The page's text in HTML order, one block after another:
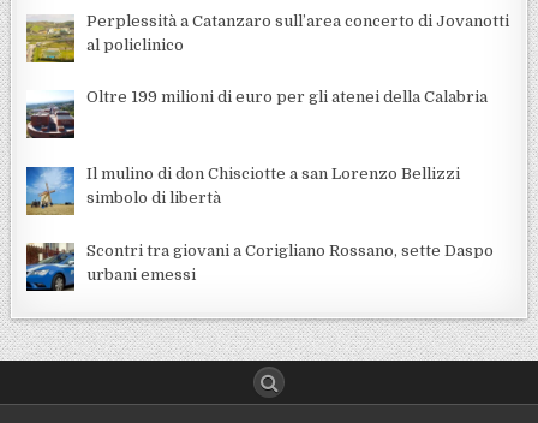
Perplessità a Catanzaro sull’area concerto di Jovanotti
al policlinico
Oltre 199 milioni di euro per gli atenei della Calabria
Il mulino di don Chisciotte a san Lorenzo Bellizzi
simbolo di libertà
Scontri tra giovani a Corigliano Rossano, sette Daspo
urbani emessi